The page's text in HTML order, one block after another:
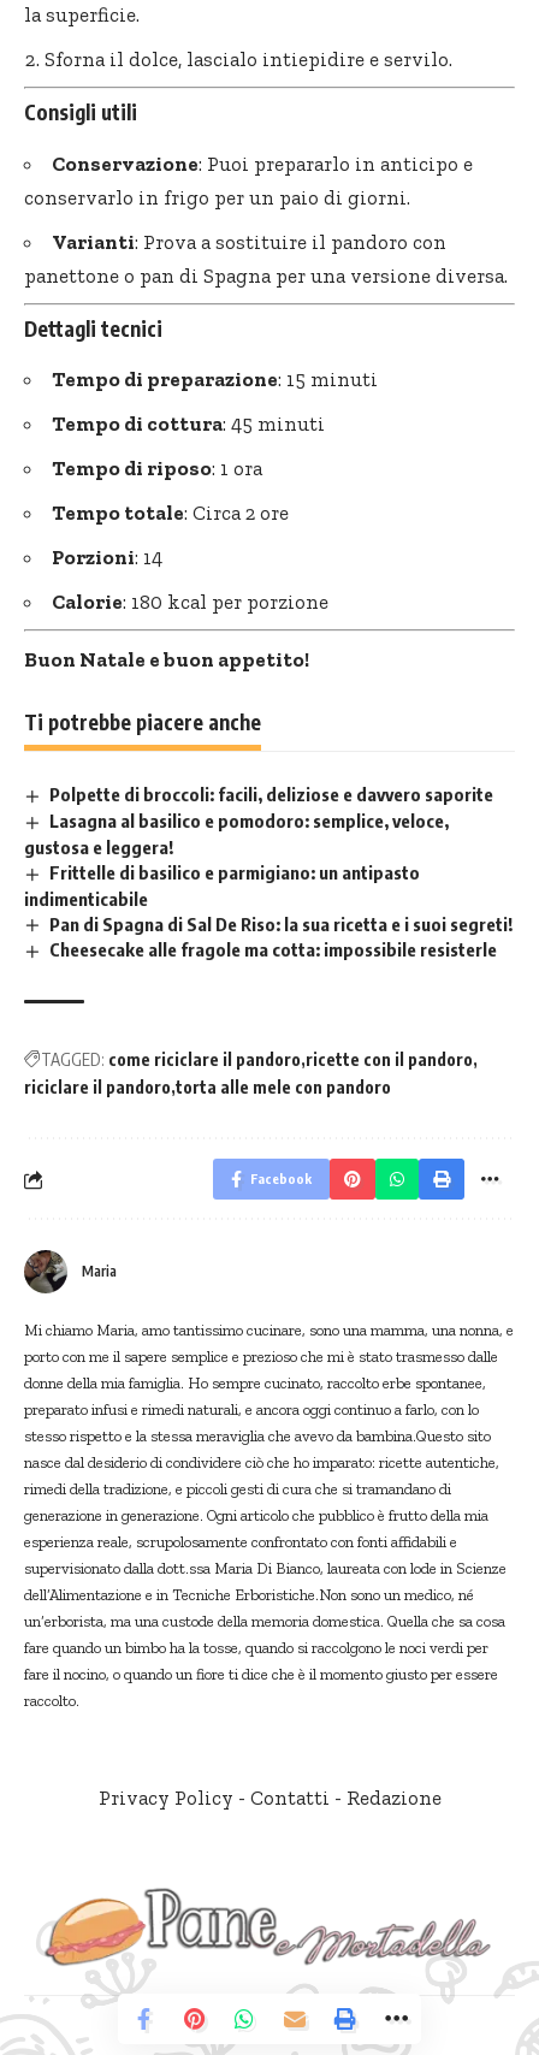
la superficie.
Sforna il dolce, lascialo intiepidire e servilo.
Consigli utili
Conservazione: Puoi prepararlo in anticipo e
conservarlo in frigo per un paio di giorni.
Varianti: Prova a sostituire il pandoro con
panettone o pan di Spagna per una versione diversa.
Dettagli tecnici
Tempo di preparazione: 15 minuti
Tempo di cottura: 45 minuti
Tempo di riposo: 1 ora
Tempo totale: Circa 2 ore
Porzioni: 14
Calorie: 180 kcal per porzione
Buon Natale e buon appetito!
Ti potrebbe piacere anche
Polpette di broccoli: facili, deliziose e davvero saporite
Lasagna al basilico e pomodoro: semplice, veloce,
gustosa e leggera!
Frittelle di basilico e parmigiano: un antipasto
indimenticabile
Pan di Spagna di Sal De Riso: la sua ricetta e i suoi segreti!
Cheesecake alle fragole ma cotta: impossibile resisterle
TAGGED: come riciclare il pandoro ricette con il pandoro
riciclare il pandoro torta alle mele con pandoro
Facebook
Maria
Mi chiamo Maria, amo tantissimo cucinare, sono una mamma, una nonna, e
porto con me il sapere semplice e prezioso che mi è stato trasmesso dalle
donne della mia famiglia. Ho sempre cucinato, raccolto erbe spontanee,
preparato infusi e rimedi naturali, e ancora oggi continuo a farlo, con lo
stesso rispetto e la stessa meraviglia che avevo da bambina.Questo sito
nasce dal desiderio di condividere ciò che ho imparato: ricette autentiche,
rimedi della tradizione, e piccoli gesti di cura che si tramandano di
generazione in generazione. Ogni articolo che pubblico è frutto della mia
esperienza reale, scrupolosamente confrontato con fonti affidabili e
supervisionato dalla dott.ssa Maria Di Bianco, laureata con lode in Scienze
dell’Alimentazione e in Tecniche Erboristiche.Non sono un medico, né
un’erborista, ma una custode della memoria domestica. Quella che sa cosa
fare quando un bimbo ha la tosse, quando si raccolgono le noci verdi per
fare il nocino, o quando un fiore ti dice che è il momento giusto per essere
raccolto.
Privacy Policy - Contatti - Redazione
© Pane e Mortadella. Tutti i diritti riservati.